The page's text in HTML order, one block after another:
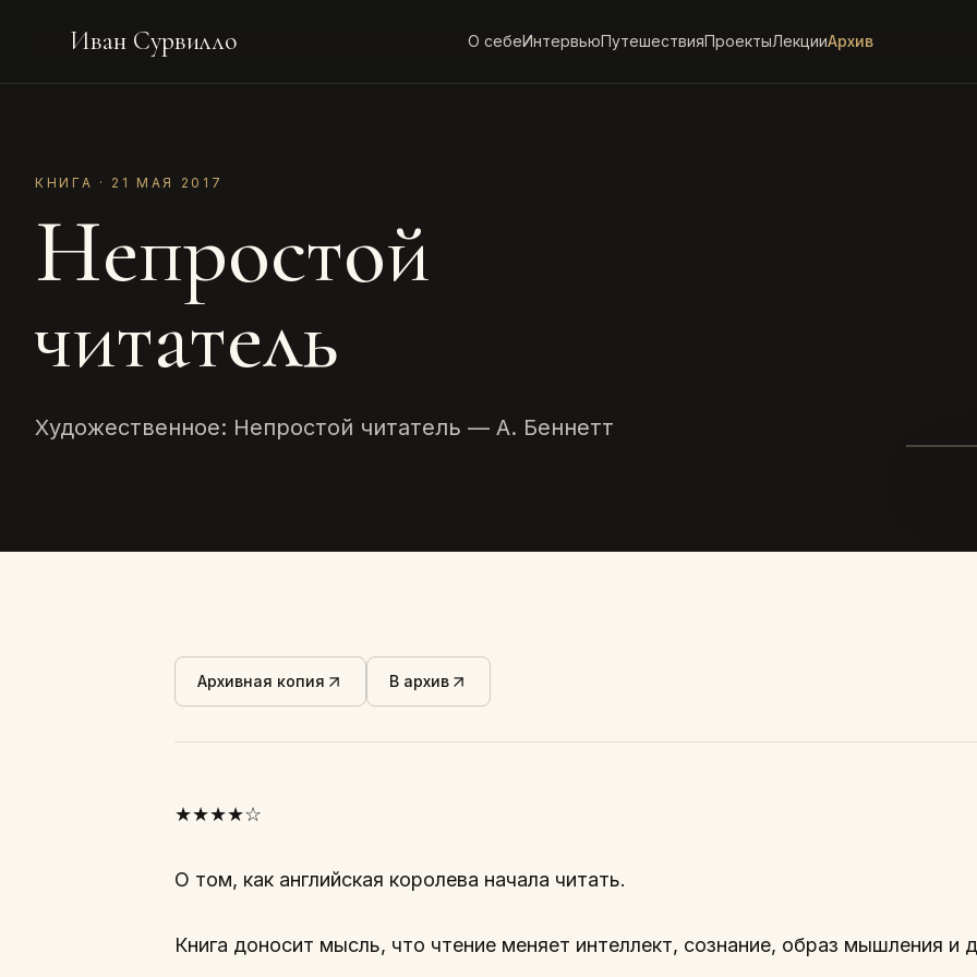
Иван Сурвилло О себеИнтервьюПутешествияПроектыЛекцииАрхив
КНИГА · 21 МАЯ 2017
Непростой
читатель
Художественное: Непростой читатель — А. Беннетт
Архивная копия В архив
★★★★☆
О том, как английская королева начала читать.
Книга доносит мысль, что чтение меняет интеллект, сознание, образ мышления и